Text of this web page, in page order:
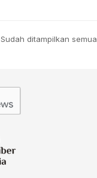
Sudah ditampilkan semua